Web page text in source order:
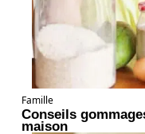
Famille
Conseils
maison